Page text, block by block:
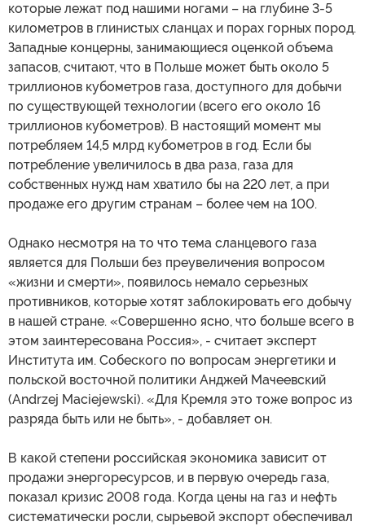
которые лежат под нашими ногами – на глубине 3-5
километров в глинистых сланцах и порах горных пород.
Западные концерны, занимающиеся оценкой объема
запасов, считают, что в Польше может быть около 5
триллионов кубометров газа, доступного для добычи
по существующей технологии (всего его около 16
триллионов кубометров). В настоящий момент мы
потребляем 14,5 млрд кубометров в год. Если бы
потребление увеличилось в два раза, газа для
собственных нужд нам хватило бы на 220 лет, а при
продаже его другим странам – более чем на 100.
Однако несмотря на то что тема сланцевого газа
является для Польши без преувеличения вопросом
«жизни и смерти», появилось немало серьезных
противников, которые хотят заблокировать его добычу
в нашей стране. «Совершенно ясно, что больше всего в
этом заинтересована Россия», - считает эксперт
Института им. Собеского по вопросам энергетики и
польской восточной политики Анджей Мачеевский
(Andrzej Maciejewski). «Для Кремля это тоже вопрос из
разряда быть или не быть», - добавляет он.
В какой степени российская экономика зависит от
продажи энергоресурсов, и в первую очередь газа,
показал кризис 2008 года. Когда цены на газ и нефть
систематически росли, сырьевой экспорт обеспечивал